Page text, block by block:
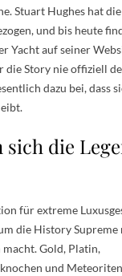
Stuart Hughes hat
und bis heute
Yacht auf seiner
die Story nie offiziell
dazu bei, dass
sich die
für extreme
die History Supreme
macht. Gold, Platin,
und